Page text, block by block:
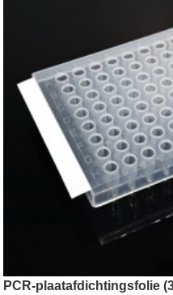
PCR-plaatafdichtingsfolie